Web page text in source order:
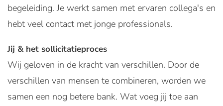
begeleiding. Je werkt samen met ervaren collega's en
hebt veel contact met jonge professionals.
Jij & het sollicitatieproces
Wij geloven in de kracht van verschillen. Door de
verschillen van mensen te combineren, worden we
samen een nog betere bank. Wat voeg jij toe aan